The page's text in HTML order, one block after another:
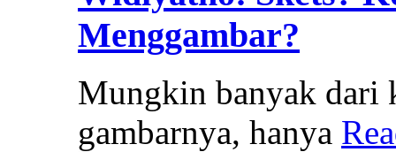
Menggambar?
Mungkin banyak dari
gambarnya, hanya